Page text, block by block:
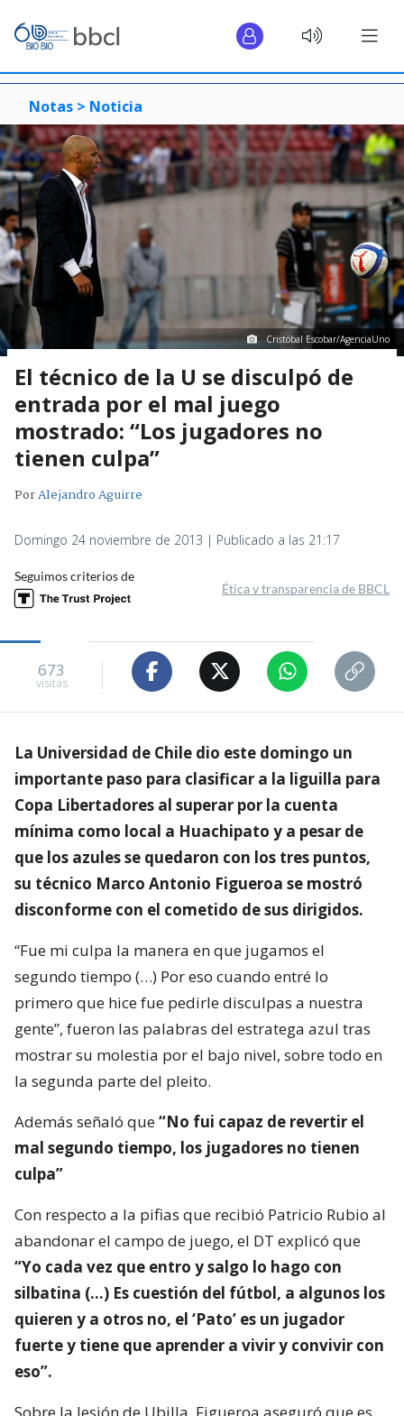
Notas > Noticia
Cristóbal Escobar/AgenciaUno
El técnico de la U se disculpó de
entrada por el mal juego
mostrado: “Los jugadores no
tienen culpa”
PorAlejandro Aguirre
Domingo 24 noviembre de 2013 | Publicado a las 21:17
Seguimos criterios de
Ética y transparencia de BBCL
673
visitas
La Universidad de Chile dio este domingo un
importante paso para clasificar a la liguilla para
Copa Libertadores al superar por la cuenta
mínima como local a Huachipato y a pesar de
que los azules se quedaron con los tres puntos,
su técnico Marco Antonio Figueroa se mostró
disconforme con el cometido de sus dirigidos.
“Fue mi culpa la manera en que jugamos el
segundo tiempo (…) Por eso cuando entré lo
primero que hice fue pedirle disculpas a nuestra
gente”, fueron las palabras del estratega azul tras
mostrar su molestia por el bajo nivel, sobre todo en
la segunda parte del pleito.
Además señaló que“No fui capaz de revertir el
mal segundo tiempo, los jugadores no tienen
culpa”
Con respecto a la pifias que recibió Patricio Rubio al
abandonar el campo de juego, el DT explicó que
“Yo cada vez que entro y salgo lo hago con
silbatina (…) Es cuestión del fútbol, a algunos los
quieren y a otros no, el ‘Pato’ es un jugador
fuerte y tiene que aprender a vivir y convivir con
eso”.
Sobre la lesión de Ubilla, Figueroa aseguró que es